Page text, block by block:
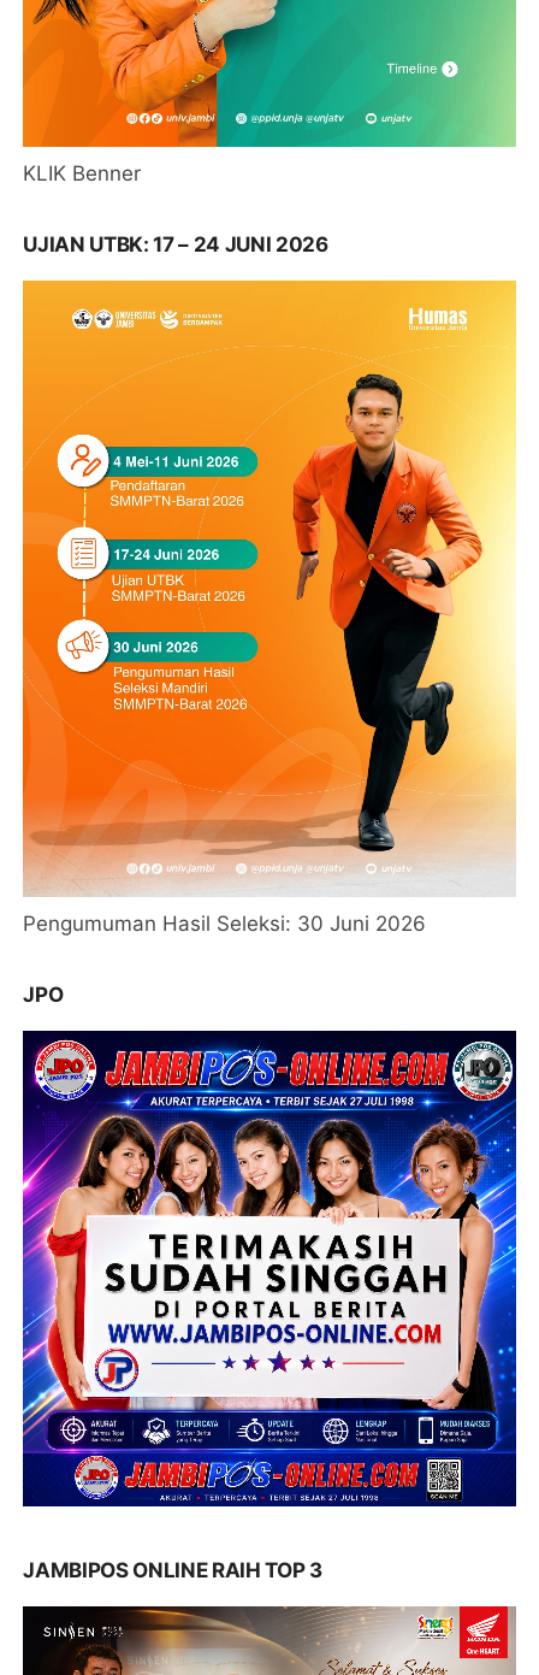
KLIK Benner
UJIAN UTBK: 17 – 24 JUNI 2026
Pengumuman Hasil Seleksi: 30 Juni 2026
JPO
JAMBIPOS ONLINE RAIH TOP 3